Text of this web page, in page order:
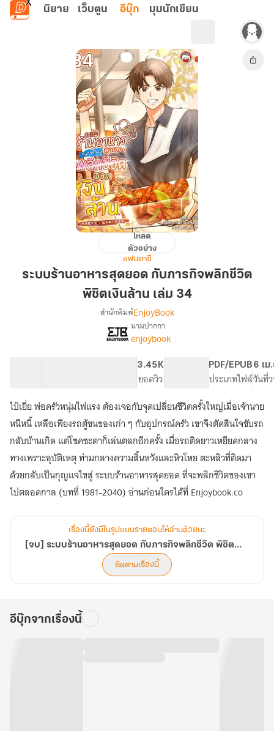
ข้ามไปยังเนื้อหาหลัก
นิยาย เว็บตูน อีบุ๊ก มุมนักเขียน
ระบบ
อาหาร
ยอด
ชีวิต
เงิน
ล้าน
เล่ม
34
โหลด
ตัวอย่าง
แฟนตาซี
ระบบร้านอาหารสุดยอด กับภารกิจพลิกชีวิต
พิชิตเงินล้าน เล่ม 34
เรื่อง [จบ]
ระบบ
ร้าน
อาหาร
สุด
ยอด
กับ
ภารกิจ
พลิก
ชีวิต
พิชิต
เงิน
ล้าน
สำนักพิมพ์EnjoyBook
นามปากกา
enjoybook
3.45K
ยอดวิว
PDF/EPUB
ประเภทไฟล์
6 เม
วันที่
ไป๋เยี่ย พ่อครัวหนุ่มไฟแรง ต้องเจอกับจุดเปลี่ยนชีวิตครั้งใหญ่เมื่อเจ้านาย
หนีหนี้ เหลือเพียงรถตู้ขนของเก่า ๆ กับอุปกรณ์ครัว เขาจึงตัดสินใจขับรถ
กลับบ้านเกิด แต่โชคชะตาก็เล่นตลกอีกครั้ง เมื่อรถติดยาวเหยียดกลาง
ทางเพราะอุบัติเหตุ ท่ามกลางความสิ้นหวังและหิวโหย ตะหลิวที่ติดมา
ด้วยกลับเป็นกุญแจไขสู่ ระบบร้านอาหารสุดยอด ที่จะพลิกชีวิตของเขา
ไปตลอดกาล (บทที่ 1981-2040) อ่านก่อนใครได้ที่ Enjoybook.co
เรื่องนี้ยังมีในรูปแบบรายตอนให้อ่านด้วยนะ
[จบ] ระบบร้านอาหารสุดยอด กับภารกิจพลิกชีวิต พิชิตเงินล้าน
ติดตามเรื่องนี้
อีบุ๊กจากเรื่องนี้